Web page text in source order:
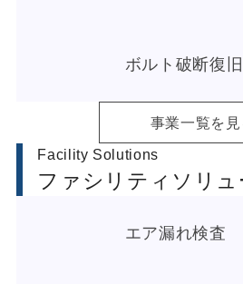
ボルト破断復
事業一覧を見
Facility Solutions
ファシリティソリ
エア漏れ検査